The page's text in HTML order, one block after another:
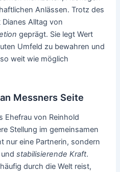
Anlässen. Trotz des
Alltag von
geprägt. Sie legt Wert
Umfeld zu bewahren und
weit wie möglich
Messners Seite
Ehefrau von Reinhold
Stellung im gemeinsamen
nur eine Partnerin, sondern
undstabilisierende Kraft.
durch die Welt reist,